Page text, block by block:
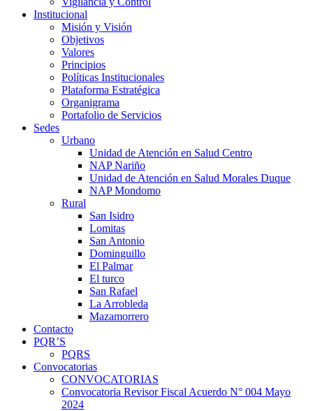
Institucional
Misión y Visión
Objetivos
Valores
Principios
Políticas Institucionales
Plataforma Estratégica
Organigrama
Portafolio de Servicios
Sedes
Urbano
Unidad de Atención en Salud Centro
NAP Nariño
Unidad de Atención en Salud Morales Duque
NAP Mondomo
Rural
San Isidro
Lomitas
San Antonio
Dominguillo
El Palmar
El turco
San Rafael
La Arrobleda
Mazamorrero
Contacto
PQR’S
PQRS
Convocatorias
CONVOCATORIAS
Convocatoria Revisor Fiscal Acuerdo N° 004 Mayo
2024